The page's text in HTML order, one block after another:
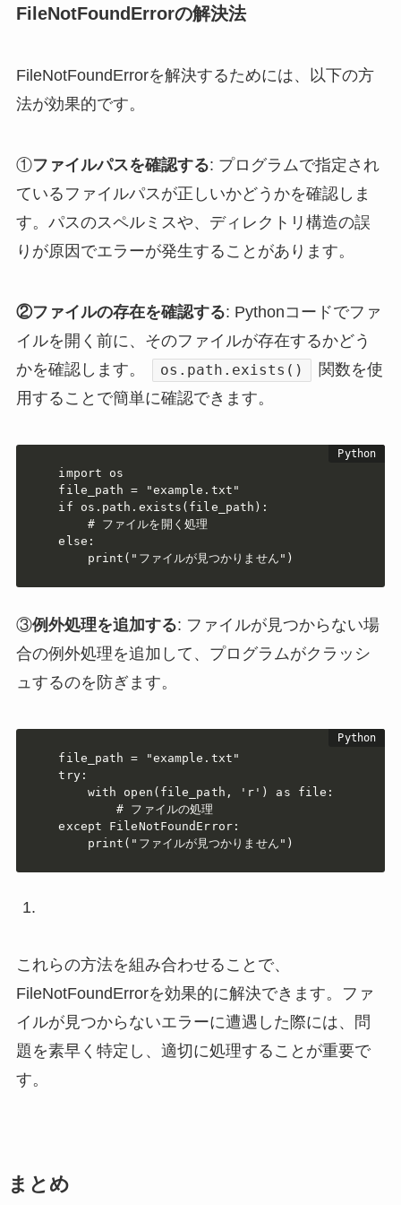
FileNotFoundErrorの解決法
FileNotFoundErrorを解決するためには、以下の方
法が効果的です。
①ファイルパスを確認する: プログラムで指定され
ているファイルパスが正しいかどうかを確認しま
す。パスのスペルミスや、ディレクトリ構造の誤
りが原因でエラーが発生することがあります。
②ファイルの存在を確認する: Pythonコードでファ
イルを開く前に、そのファイルが存在するかどう
かを確認します。
os.path.exists()
関数を使
用することで簡単に確認できます。
import os
file_path = "example.txt"
if os.path.exists(file_path):
    # ファイルを開く処理
else:
    print("ファイルが見つかりません")
③例外処理を追加する: ファイルが見つからない場
合の例外処理を追加して、プログラムがクラッシ
ュするのを防ぎます。
file_path = "example.txt"
try:
    with open(file_path, 'r') as file:
        # ファイルの処理
except FileNotFoundError:
    print("ファイルが見つかりません")
これらの方法を組み合わせることで、
FileNotFoundErrorを効果的に解決できます。ファ
イルが見つからないエラーに遭遇した際には、問
題を素早く特定し、適切に処理することが重要で
す。
まとめ